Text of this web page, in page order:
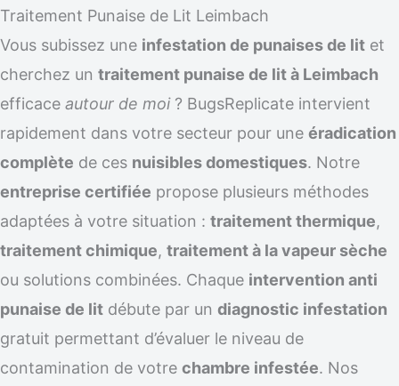
Traitement Punaise de Lit Leimbach
Vous subissez une infestation de punaises de lit et
cherchez un traitement punaise de lit à Leimbach
efficace autour de moi? BugsReplicate intervient
rapidement dans votre secteur pour une éradication
complète de ces nuisibles domestiques. Notre
entreprise certifiée propose plusieurs méthodes
adaptées à votre situation : traitement thermique,
traitement chimique, traitement à la vapeur sèche
ou solutions combinées. Chaque intervention anti
punaise de lit débute par un diagnostic infestation
gratuit permettant d’évaluer le niveau de
contamination de votre chambre infestée. Nos